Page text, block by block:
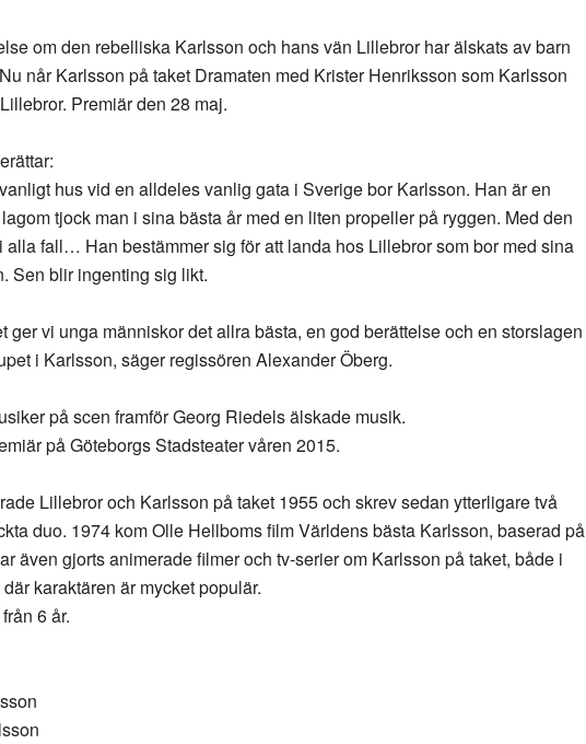
om den rebelliska Karlsson och hans vän Lillebror har älskats av barn
når Karlsson på taket Dramaten med Krister Henriksson som Karlsson
Premiär den 28 maj.
hus vid en alldeles vanlig gata i Sverige bor Karlsson. Han är en
tjock man i sina bästa år med en liten propeller på ryggen. Med den
alla fall… Han bestämmer sig för att landa hos Lillebror som bor med sina
Sen blir ingenting sig likt.
ger vi unga människor det allra bästa, en god berättelse och en storslagen
i Karlsson, säger regissören Alexander Öberg.
på scen framför Georg Riedels älskade musik.
på Göteborgs Stadsteater våren 2015.
Lillebror och Karlsson på taket 1955 och skrev sedan ytterligare två
duo. 1974 kom Olle Hellboms film Världens bästa Karlsson, baserad på
även gjorts animerade filmer och tv-serier om Karlsson på taket, både i
karaktären är mycket populär.
6 år.